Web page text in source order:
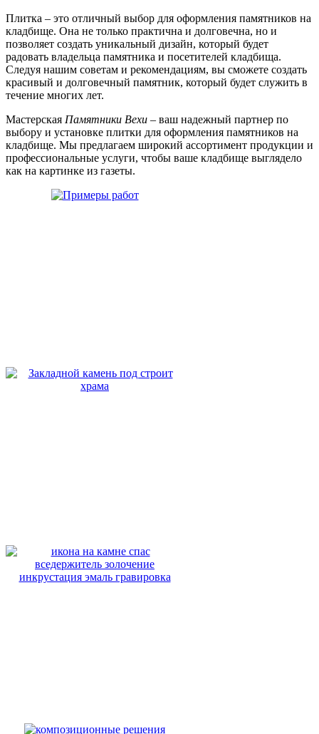
Плитка – это отличный выбор для оформления памятников на
кладбище. Она не только практична и долговечна, но и
позволяет создать уникальный дизайн, который будет
радовать владельца памятника и посетителей кладбища.
Следуя нашим советам и рекомендациям, вы сможете создать
красивый и долговечный памятник, который будет служить в
течение многих лет.
Мастерская Памятники Вехи – ваш надежный партнер по
выбору и установке плитки для оформления памятников на
кладбище. Мы предлагаем широкий ассортимент продукции и
профессиональные услуги, чтобы ваше кладбище выглядело
как на картинке из газеты.